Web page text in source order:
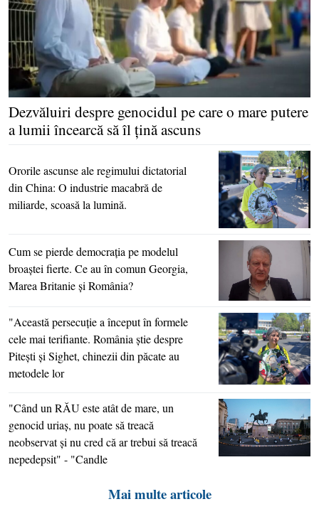
Dezvăluiri despre genocidul pe care o mare putere
a lumii încearcă să îl ţină ascuns
Ororile ascunse ale regimului dictatorial
din China: O industrie macabră de
miliarde, scoasă la lumină.
Cum se pierde democraţia pe modelul
broaştei fierte. Ce au în comun Georgia,
Marea Britanie şi România?
"Această persecuţie a început în formele
cele mai terifiante. România ştie despre
Piteşti şi Sighet, chinezii din păcate au
metodele lor
"Când un RĂU este atât de mare, un
genocid uriaş, nu poate să treacă
neobservat şi nu cred că ar trebui să treacă
nepedepsit" - "Candle
Mai multe articole